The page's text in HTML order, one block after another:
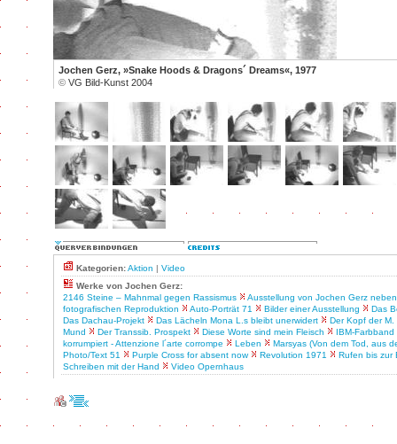
Jochen Gerz, »Snake Hoods & Dragons´ Dreams«, 1977
© VG Bild-Kunst 2004
Kategorien:Aktion | Video
Werke von Jochen Gerz:
2146 Steine – Mahnmal gegen Rassismus
Ausstellung von Jochen Gerz
fotografischen Reproduktion
Auto-Porträt 71 Bilder einer Ausstellung
Das
Das Dachau-Projekt
Das Lächeln Mona L.s bleibt unerwidert
Der Kopf der M.
Mund
Der Transsib. Prospekt Diese Worte sind mein Fleisch
IBM-Farbband
korrumpiert - Attenzione l´arte corrompe
Leben
Marsyas (Von dem Tod, aus
Photo/Text 51
Purple Cross for absent now Revolution 1971
Rufen bis zur
Schreiben mit der Hand
Video Opernhaus